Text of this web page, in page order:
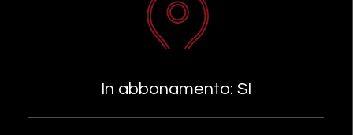
In abbonamento: SI